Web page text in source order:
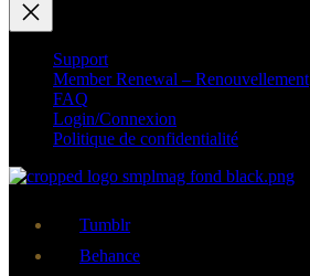
Support
Member Renewal – Renouvellement
FAQ
Login/Connexion
Politique de confidentialité
Tumblr
Behance